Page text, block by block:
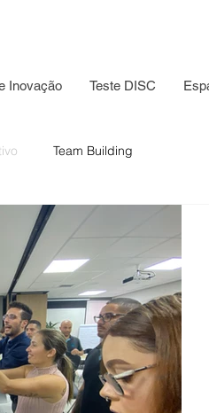
Inovação Teste DISC
Team Building